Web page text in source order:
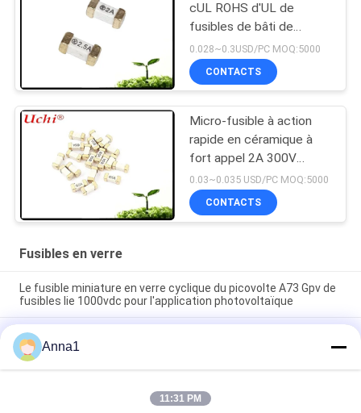
cUL ROHS d'UL de
fusibles de bâti de
surface du coup SMD
1808 T 2A 125V
0.028~0.3USD/PC MOQ:5000
CONTACTS
Micro-fusible à action
rapide en céramique à
fort appel 2A 300V
6.1x2.5 Mm SSF1200
0.03~0.035 USD/PC MOQ:5000
CONTACTS
Fusibles en verre
Le fusible miniature en verre cyclique du picovolte A73 Gpv de
fusibles lie 1000vdc pour l'application photovoltaïque
476 séries SMD1140 ralentissent le fusible extérieur 1A
250VAC 400VDC de Pico de bâti de coup pour l'éclairage de
LED
Haute tension 5,500 fusible en céramique de laps de temps du
fusible 500V de tube de verre de série pour l'alimentation
Anna1
11:31 PM